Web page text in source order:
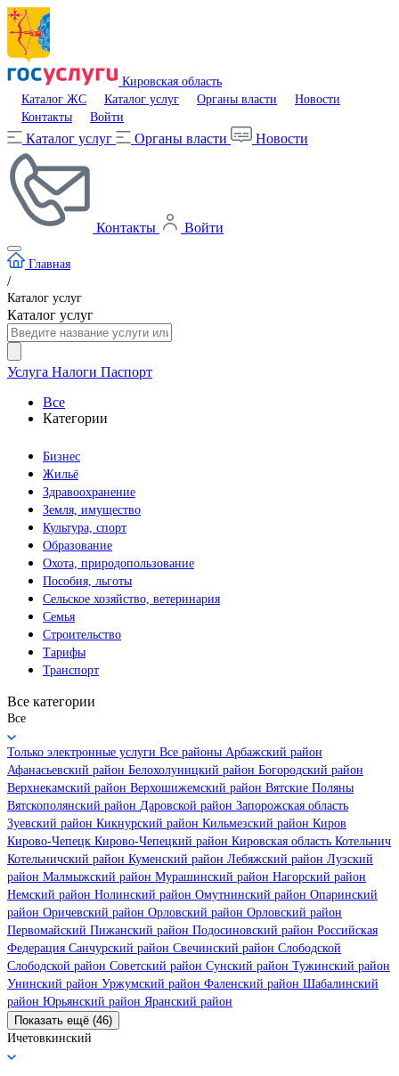
Кировская область
Каталог ЖС
Каталог услуг Органы власти
Новости
Контакты
Войти
Каталог услуг Органы власти Новости
Контакты Войти
Главная
/
Каталог услуг
Каталог услуг
Услуга Налоги Паспорт
Все
Категории
Бизнес
Жильё
Здравоохранение
Земля, имущество
Культура, спорт
Образование
Охота, природопользование
Пособия, льготы
Сельское хозяйство, ветеринария
Семья
Строительство
Тарифы
Транспорт
Все категории
Все
Только электронные услуги Все районы Арбажский район
Афанасьевский район Белохолуницкий район Богородский район
Верхнекамский район Верхошижемский район Вятские Поляны
Вятскополянский район Даровской район Запорожская область
Зуевский район Кикнурский район Кильмезский район Киров
Кирово-Чепецк Кирово-Чепецкий район Кировская область Котельнич
Котельничский район Куменский район Лебяжский район Лузский
район Малмыжский район Мурашинский район Нагорский район
Немский район Нолинский район Омутнинский район Опаринский
район Оричевский район Орловский район Орловский район
Первомайский Пижанский район Подосиновский район Российская
Федерация Санчурский район Свечинский район Слободской
Слободской район Советский район Сунский район Тужинский район
Унинский район Уржумский район Фаленский район Шабалинский
район Юрьянский район Яранский район
Показать ещё (46)
Ичетовкинский